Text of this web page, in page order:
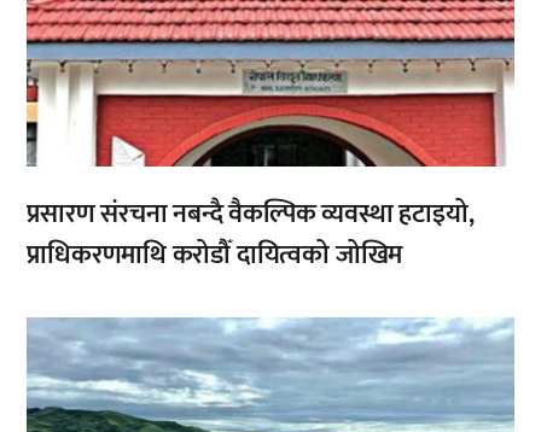
प्रसारण संरचना नबन्दै वैकल्पिक व्यवस्था हटाइयो,
प्राधिकरणमाथि करोडौँ दायित्वको जोखिम
,